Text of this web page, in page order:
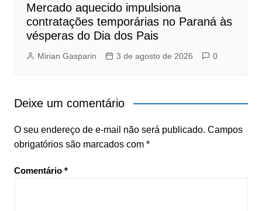
Mercado aquecido impulsiona
contratações temporárias no Paraná às
vésperas do Dia dos Pais
Mirian Gasparin 3 de agosto de 2026 0
Deixe um comentário
O seu endereço de e-mail não será publicado. Campos
obrigatórios são marcados com *
Comentário *